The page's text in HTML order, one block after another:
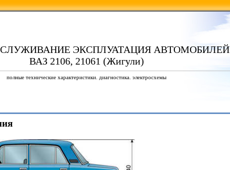
ЭКСПЛУАТАЦИЯ АВТОМОБИЛЕЙ
ВАЗ 2106, 21061 (Жигули)
полные технические характеристики. диагностика. электросхемы